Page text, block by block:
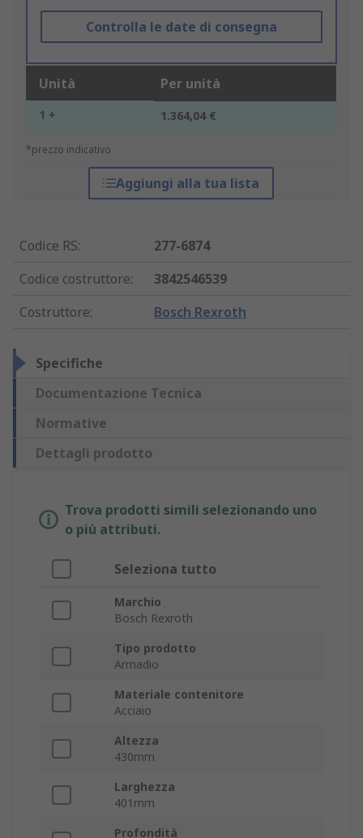
Controlla le date di consegna
Unità Per unità
1 + 1.364,04 €
*prezzo indicativo
Aggiungi alla tua lista
Codice RS:
277-6874
Codice costruttore:
3842546539
Costruttore: Bosch Rexroth
Specifiche
Documentazione Tecnica
Normative
Dettagli prodotto
Trova prodotti simili selezionando uno
o più attributi.
Seleziona tutto
Marchio
Bosch Rexroth
Tipo prodotto
Armadio
Materiale contenitore
Acciaio
Altezza
430mm
Larghezza
401mm
Profondità